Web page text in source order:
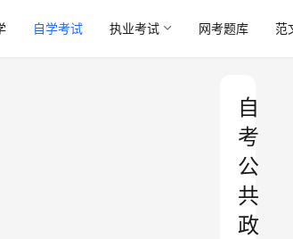
自学考试 执业考试 网考题库 范
自
考
公
共
政